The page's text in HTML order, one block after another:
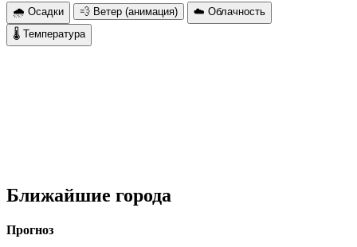
🌧 Осадки 💨 Ветер (анимация)
☁️ Облачность
🌡 Температура
Ближайшие города
Прогноз